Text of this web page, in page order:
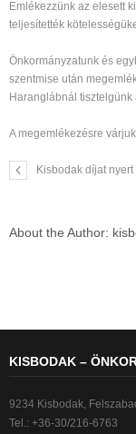
Emlékezzünk az elesett
teljesítették
Önkormányzatunk és
szentmise után
Haranglábnál
A megemlékezésre
Kisbodak díjat
About the Author:
KISBODAK –
9234 Kisbodak,
Tel.: +36-30/216-6763